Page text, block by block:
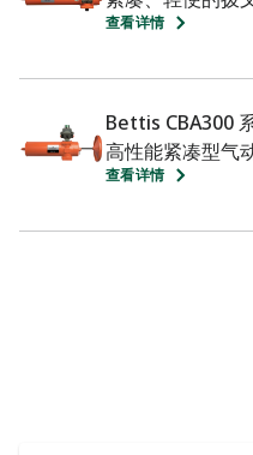
证的测试结果和文件。 此
API 6DX 标志。 目前，已
查看详情
Bettis CBA300
高性能紧凑型气
查看详情